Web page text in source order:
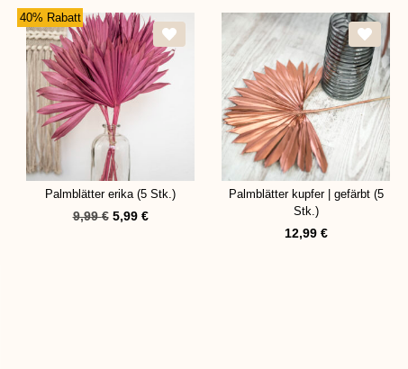
40% Rabatt
Palmblätter erika (5 Stk.)
9,99€ 5,99 €
Palmblätter kupfer | gefärbt (5
Stk.)
12,99 €